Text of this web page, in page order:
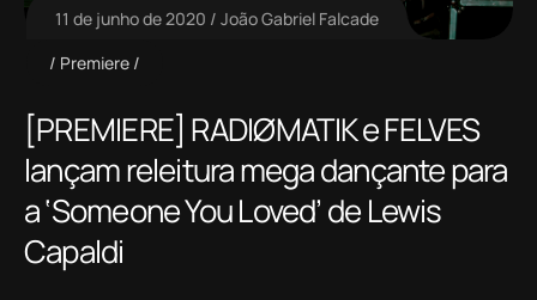
11 de junho de 2020
João Gabriel Falcade
Premiere
[PREMIERE] RADIØMATIK e FELVES
lançam releitura mega dançante para
a ‘Someone You Loved’ de Lewis
Capaldi